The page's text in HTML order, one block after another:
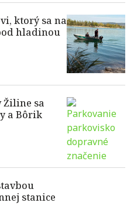
ktorý sa na
hladinou
Žiline sa
a Bôrik
stanice